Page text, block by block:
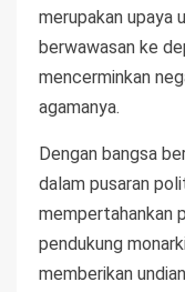
merupakan upaya
berwawasan ke
mencerminkan
agamanya.
Dengan bangsa
dalam pusaran
mempertahankan
pendukung
memberikan